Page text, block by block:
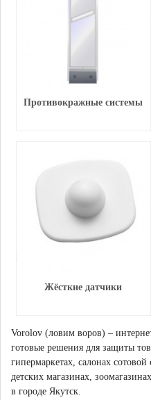
Противокражные системы
Жёсткие датчики
Vorolov (ловим воров) –
готовые решения для защиты
гипермаркетах, салонах сотовой
детских магазинах,
в городе Якутск.